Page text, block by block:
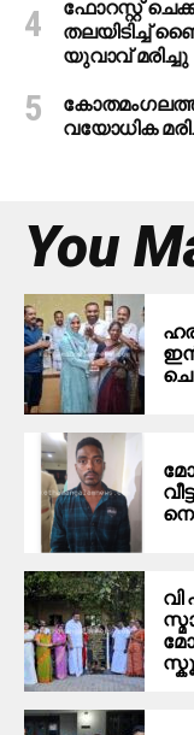
ഫോറസ്റ്റ്
തലയിടിച്ച്
യുവാവ് മരിച്ചു
വയോധിക
You